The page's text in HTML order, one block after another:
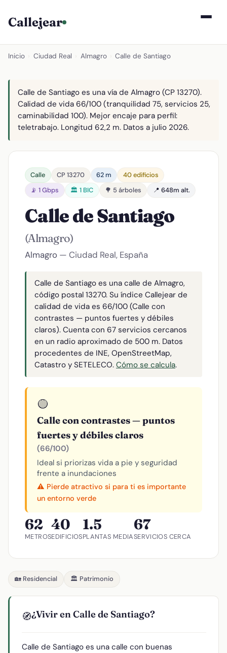
Callejear
Inicio Ciudad Real Almagro Calle de Santiago
Calle de Santiago es una vía de Almagro (CP 13270).
Calidad de vida 66/100 (tranquilidad 75, servicios 25,
caminabilidad 100). Mejor encaje para perfil:
teletrabajo. Longitud 62,2 m. Datos a julio 2026.
Calle CP 13270 62 m
40 edificios
📡 1 Gbps
🏛️ 1 BIC 🌳 5 árboles 📍 648m alt.
Calle de Santiago
(Almagro)
Almagro — Ciudad Real, España
Calle de Santiago es una calle de Almagro,
código postal 13270. Su índice Callejear de
calidad de vida es 66/100 (Calle con
contrastes — puntos fuertes y débiles
claros). Cuenta con 67 servicios cercanos
en un radio aproximado de 500 m. Datos
procedentes de INE, OpenStreetMap,
Catastro y SETELECO. Cómo se calcula.
🟡
Calle con contrastes — puntos
fuertes y débiles claros
(66/100)
Ideal si priorizas vida a pie y seguridad
frente a inundaciones
⚠️ Pierde atractivo si para ti es importante
un entorno verde
62
METROS
40
EDIFICIOS
1.5
PLANTAS MEDIA
67
SERVICIOS CERCA
🏡 Residencial 🏛️ Patrimonio
🧭¿Vivir en Calle de Santiago?
Calle de Santiago es una calle con buenas